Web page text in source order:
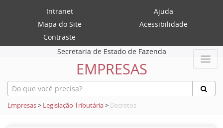
Intranet
Ajuda
Mapa do Site
Acessibilidade
Contraste
Secretaria de Estado de Fazenda
EMPRESAS
Empresas> Legislação Tributária> Decretos